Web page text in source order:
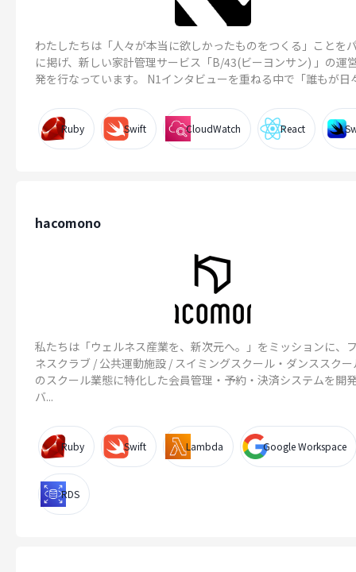
わたしたちは「人々が本当に欲しかったものをつくる」ことを
に掲げ、新しい家計管理サービス「B/43(ビーヨンサン) 」の運
発を行なっています。 N1インタビューを重ねる中で「誰もが日
Ruby Swift CloudWatch React
hacomono
私たちは「ウェルネス産業を、新次元へ。」をミッションに、
ネスクラブ / 公共運動施設 / スイミングスクール・ダンススク
のスクール業態に特化した会員管理・予約・決済システムを開
バ...
Ruby Swift Lambda Google Workspace
RDS